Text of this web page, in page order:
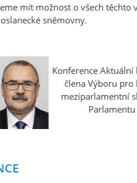
mít možnost o všech
sněmovny.
Konference
člena Výboru pro
meziparlamentní